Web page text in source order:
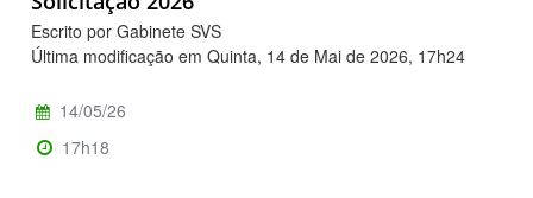
Escrito por Gabinete SVS
Última modificação em Quinta, 14 de Mai de 2026, 17h24
14/05/26
17h18